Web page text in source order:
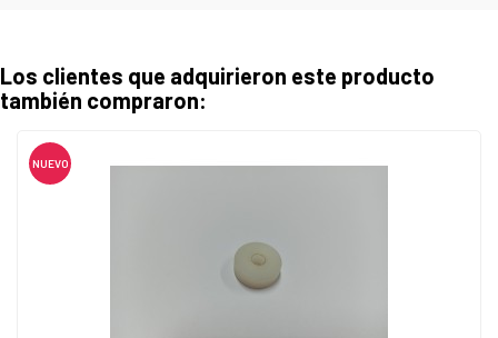
Los clientes que adquirieron este producto
también compraron:
NUEVO